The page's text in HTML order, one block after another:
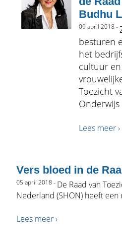
Budhu
09 april 2018 -
besturen
het
cultuur
Toezicht
Onderwijs
Lees meer ›
Vers bloed in de
05 april 2018 - De Raad van
Nederland (SHON) heeft
Lees meer ›